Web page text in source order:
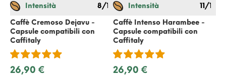
Intensità
8/12
Caffè Cremoso Dejavu -
Capsule compatibili con
Caffitaly
26,90 €
Intensità
11/12
Caffè Intenso Harambee -
Capsule compatibili con
Caffitaly
26,90 €